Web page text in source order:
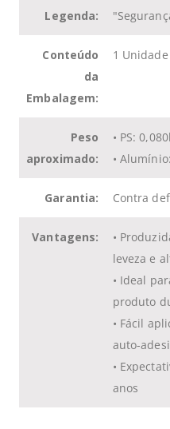
Legenda: "
Conteúdo
da
Embalagem:
1 Unidade
Peso
aproximado:
• PS:
•
Garantia: Contra
Vantagens:
•
leveza e
• Ideal
produto
• Fácil
auto-
•
anos